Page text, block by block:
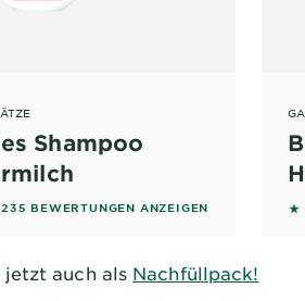
Shampoo
based on reviews
BEWERTUNGEN ANZEIGEN
jetzt auch als Nachfüllpack!